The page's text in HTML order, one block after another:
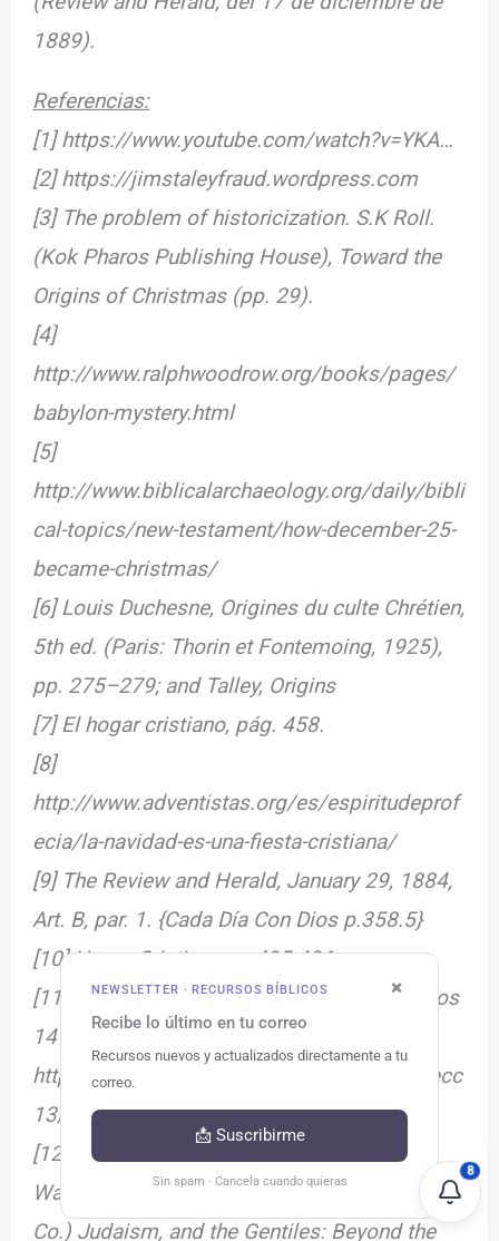
1889).
Referencias:
[1] https://www.youtube.com/watch?v=YKA…
[2] https://jimstaleyfraud.wordpress.com
[3] The problem of historicization. S.K Roll.
(Kok Pharos Publishing House), Toward the
Origins of Christmas (pp. 29).
[4]
http://www.ralphwoodrow.org/books/pages/
babylon-mystery.html
[5]
http://www.biblicalarchaeology.org/daily/bibli
cal-topics/new-testament/how-december-25-
became-christmas/
[6] Louis Duchesne, Origines du culte Chrétien,
5th ed. (Paris: Thorin et Fontemoing, 1925),
pp. 275–279; and Talley, Origins
[7] El hogar cristiano, pág. 458.
[8]
http://www.adventistas.org/es/espiritudeprof
ecia/la-navidad-es-una-fiesta-cristiana/
[9] The Review and Herald, January 29, 1884,
Art. B, par. 1. {Cada Día Con Dios p.358.5}
[10] Hogar Cristiano, p. 435-436.
[11] Comentario Bíblico Adventista, Romanos
14
http://www.escuelasabatica.cl/2010/tri3/lecc
13/2010-03-13AdicionalCBA.pdf
[12] Rome in Pauline prespective Francis
Watson Paul, (Wm. B. Eerdmasn Publihsing
Co.) Judaism, and the Gentiles: Beyond the
×
NEWSLETTER · RECURSOS BÍBLICOS
Recibe lo último en tu correo
Recursos nuevos y actualizados directamente a tu
correo.
📩 Suscribirme
Sin spam · Cancela cuando quieras
8